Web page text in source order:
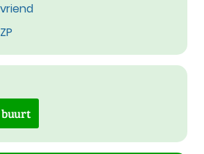
buurt